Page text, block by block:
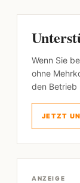
Wenn Sie
ohne
den Betrieb
JETZT
ANZEIGE